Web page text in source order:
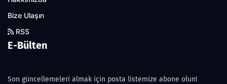
Bize Ulaşın
RSS
E-Bülten
Son güncellemeleri almak için posta listemize abone olun!